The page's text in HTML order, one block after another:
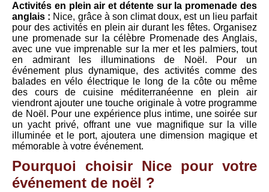
Activités en plein air et détente sur la promenade des
anglais : Nice, grâce à son climat doux, est un lieu parfait
pour des activités en plein air durant les fêtes. Organisez
une promenade sur la célèbre Promenade des Anglais,
avec une vue imprenable sur la mer et les palmiers, tout
en admirant les illuminations de Noël. Pour un
événement plus dynamique, des activités comme des
balades en vélo électrique le long de la côte ou même
des cours de cuisine méditerranéenne en plein air
viendront ajouter une touche originale à votre programme
de Noël. Pour une expérience plus intime, une soirée sur
un yacht privé, offrant une vue magnifique sur la ville
illuminée et le port, ajoutera une dimension magique et
mémorable à votre événement.
Pourquoi choisir Nice pour votre
événement de noël ?